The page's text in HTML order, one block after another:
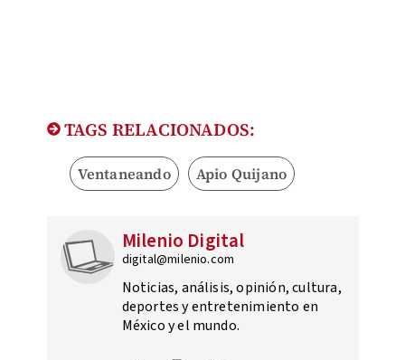
TAGS RELACIONADOS:
Ventaneando Apio Quijano
Milenio Digital
digital@milenio.com
Noticias, análisis, opinión, cultura,
deportes y entretenimiento en
México y el mundo.